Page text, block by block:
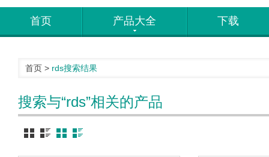
首页 产品大全 下载
首页 > rds搜索结果
搜索与“rds”相关的产品